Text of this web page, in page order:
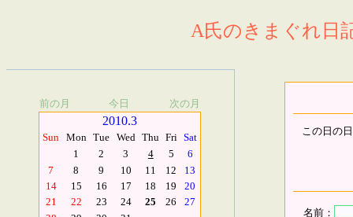
A氏のきまぐれ日
前の月 今日 次の月
2010.3
Sun Mon Tue Wed Thu Fri Sat
1
2 3 4 5
6
7
8 9 10 11 12
13
14
15 16 17 18 19
20
21
22 23 24 25 26
27
この日の
名前：